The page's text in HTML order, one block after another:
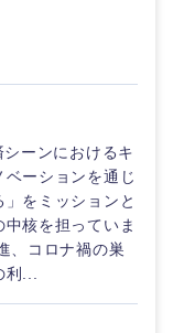
ーンにおけるキ
ーションを通じ
をミッションと
核を担っていま
、コロナ禍の巣
...